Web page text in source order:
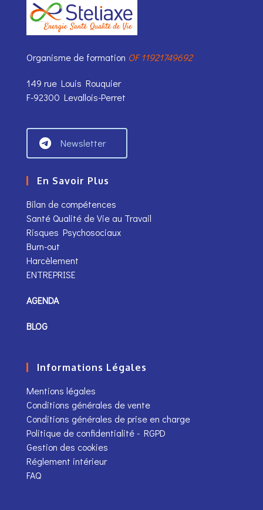
Organisme de formation OF 11921749692
149 rue Louis Rouquier
F-92300 Levallois-Perret
Newsletter
En Savoir Plus
Bilan de compétences
Santé Qualité de Vie au Travail
Risques Psychosociaux
Burn-out
Harcèlement
ENTREPRISE
AGENDA
BLOG
Informations Légales
Mentions légales
Conditions générales de vente
Conditions générales de prise en charge
Politique de confidentialité - RGPD
Gestion des cookies
Réglement intérieur
FAQ